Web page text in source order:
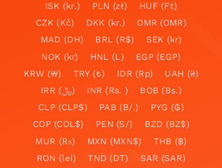
ISK (kr.)
PLN (zł)
HUF (Ft)
CZK (Kč)
DKK (kr.)
OMR (OMR)
MAD (DH)
BRL (R$)
SEK (kr)
NOK (kr)
HNL (L)
EGP (EGP)
KRW (₩)
TRY (₺) IDR (Rp)
UAH (₴)
IRR (﷼)
INR (Rs. )
BOB (Bs.)
CLP (CLP$)
PAB (B/.)
PYG (₲)
COP (COL$)
PEN (S/)
BZD (BZ$)
MUR (₨)
MXN (MXN$)
THB (฿)
RON (lei)
TND (DT)
SAR (SAR)